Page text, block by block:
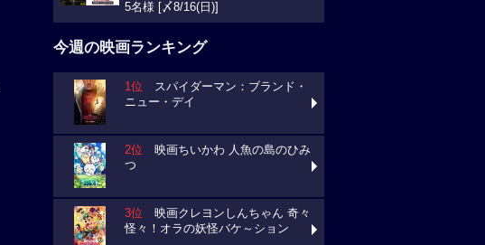
5名様 [〆8/16(日)]
今週の映画ランキング
1位 スパイダーマン：ブランド・
ニュー・デイ
2位 映画ちいかわ 人魚の島のひみ
つ
3位 映画クレヨンしんちゃん 奇々
怪々！オラの妖怪バケ～ション